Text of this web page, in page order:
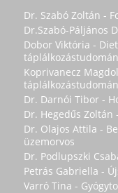
Dr. Szabó Zoltán -
Dr.Szabó-Páljános
Dobor Viktória -
Koprivanecz
Dr. Darnói Tibor -
Dr. Hegedűs Zoltán
Dr. Olajos Attila -
üzemorvos
Dr. Podlupszki
Petrás Gabriella -
Varró Tina -